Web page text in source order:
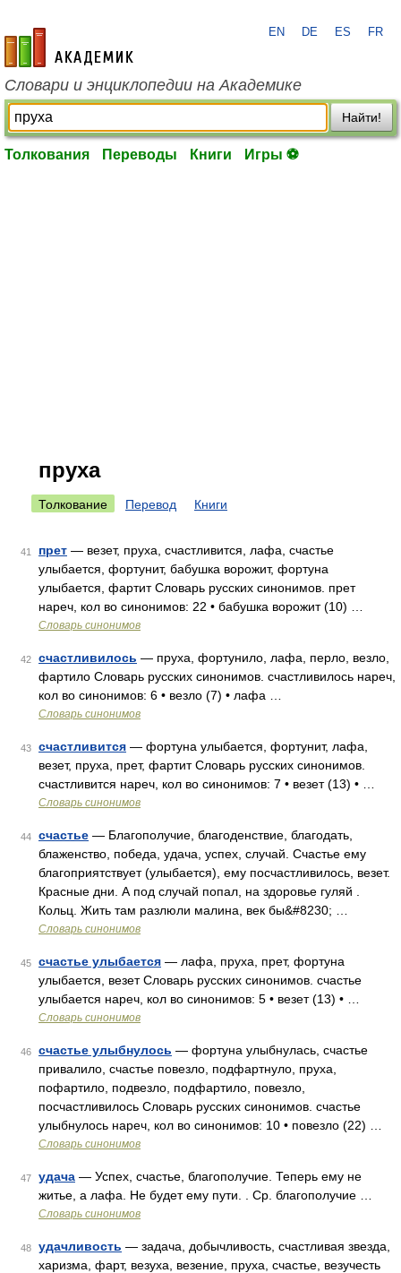
academic.ru
EN DE ES FR
Словари и энциклопедии на Академике
Найти!
Толкования Переводы Книги Игры ⚽
пруха
Толкование Перевод Книги
41 прет — везет, пруха, счастливится, лафа, счастье
улыбается, фортунит, бабушка ворожит, фортуна
улыбается, фартит Словарь русских синонимов. прет
нареч, кол во синонимов: 22 • бабушка ворожит (10) …
Словарь синонимов
42 счастливилось — пруха, фортунило, лафа, перло, везло,
фартило Словарь русских синонимов. счастливилось нареч,
кол во синонимов: 6 • везло (7) • лафа …
Словарь синонимов
43 счастливится — фортуна улыбается, фортунит, лафа,
везет, пруха, прет, фартит Словарь русских синонимов.
счастливится нареч, кол во синонимов: 7 • везет (13) • …
Словарь синонимов
44 счастье — Благополучие, благоденствие, благодать,
блаженство, победа, удача, успех, случай. Счастье ему
благоприятствует (улыбается), ему посчастливилось, везет.
Красные дни. А под случай попал, на здоровье гуляй .
Кольц. Жить там разлюли малина, век бы&#8230; …
Словарь синонимов
45 счастье улыбается — лафа, пруха, прет, фортуна
улыбается, везет Словарь русских синонимов. счастье
улыбается нареч, кол во синонимов: 5 • везет (13) • …
Словарь синонимов
46 счастье улыбнулось — фортуна улыбнулась, счастье
привалило, счастье повезло, подфартнуло, пруха,
пофартило, подвезло, подфартило, повезло,
посчастливилось Словарь русских синонимов. счастье
улыбнулось нареч, кол во синонимов: 10 • повезло (22) …
Словарь синонимов
47 удача — Успех, счастье, благополучие. Теперь ему не
житье, а лафа. Не будет ему пути. . Ср. благополучие …
Словарь синонимов
48 удачливость — задача, добычливость, счастливая звезда,
харизма, фарт, везуха, везение, пруха, счастье, везучесть